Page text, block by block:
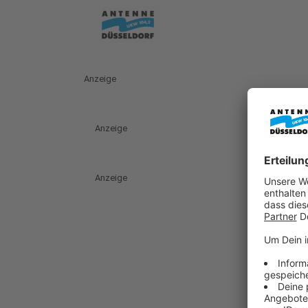
Anzeige
Anzeige
Anzeige